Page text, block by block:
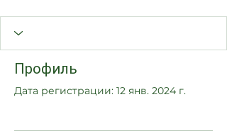
Профиль
Дата регистрации: 12 янв. 2024 г.